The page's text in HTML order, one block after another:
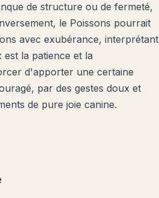
de structure ou de fermeté,
le Poissons pourrait
avec exubérance, interprétant
la patience et la
d'apporter une certaine
par des gestes doux et
de pure joie canine.